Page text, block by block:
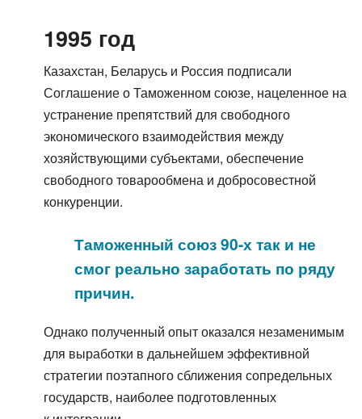
1995 год
Казахстан, Беларусь и Россия подписали
Соглашение о Таможенном союзе, нацеленное на
устранение препятствий для свободного
экономического взаимодействия между
хозяйствующими субъектами, обеспечение
свободного товарообмена и добросовестной
конкуренции.
Таможенный союз 90-х так и не
смог реально заработать по ряду
причин.
Однако полученный опыт оказался незаменимым
для выработки в дальнейшем эффективной
стратегии поэтапного сближения сопредельных
государств, наиболее подготовленных